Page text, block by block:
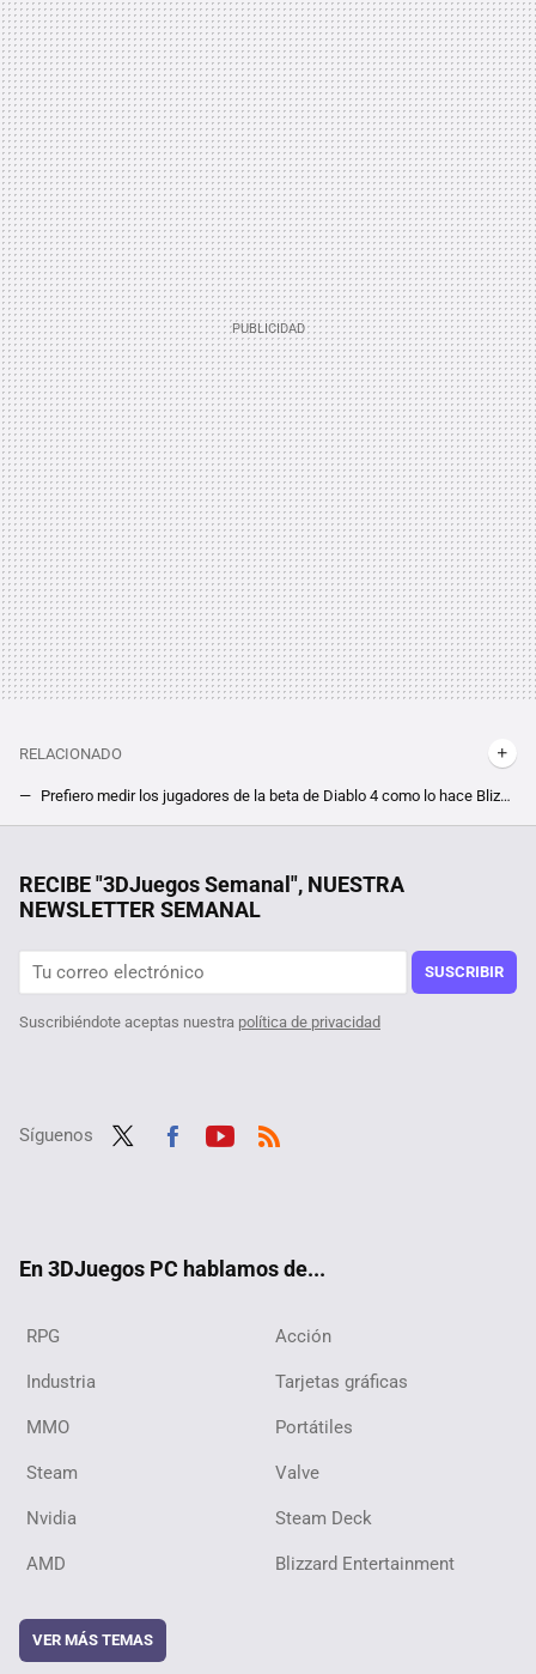
RELACIONADO
Prefiero medir los jugadores de la beta de Diablo 4 como lo hace Blizzard: por cachorritos adoptados
RECIBE "3DJuegos Semanal", NUESTRA
NEWSLETTER SEMANAL
SUSCRIBIR
Suscribiéndote aceptas nuestra política de privacidad
Síguenos
En 3DJuegos PC hablamos de...
RPG Acción
Industria Tarjetas gráficas
MMO Portátiles
Steam Valve
Nvidia Steam Deck
AMD Blizzard Entertainment
VER MÁS TEMAS